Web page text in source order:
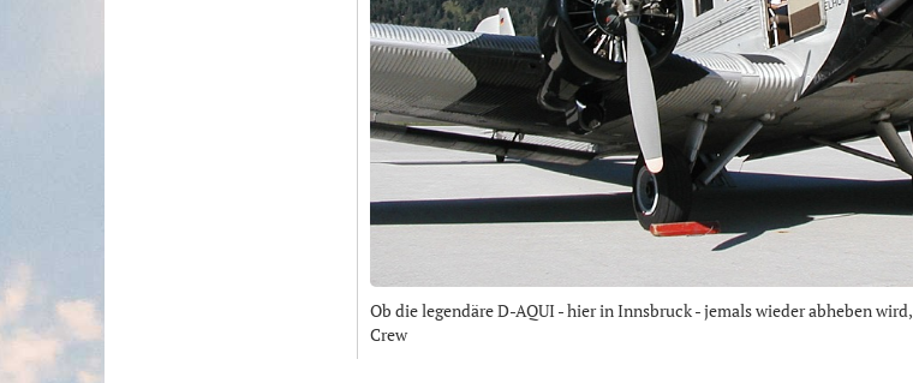
Ob die legendäre D-AQUI - hier in Innsbruck - jemals wieder abheben
Crew